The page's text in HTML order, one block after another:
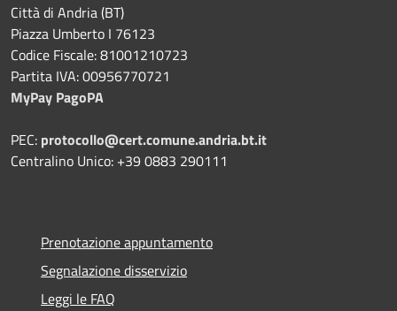
Città di Andria (BT)
Piazza Umberto I 76123
Codice Fiscale: 81001210723
Partita IVA: 00956770721
MyPay PagoPA
PEC: protocollo@cert.comune.andria.bt.it
Centralino Unico: +39 0883 290111
Prenotazione appuntamento
Segnalazione disservizio
Leggi le FAQ